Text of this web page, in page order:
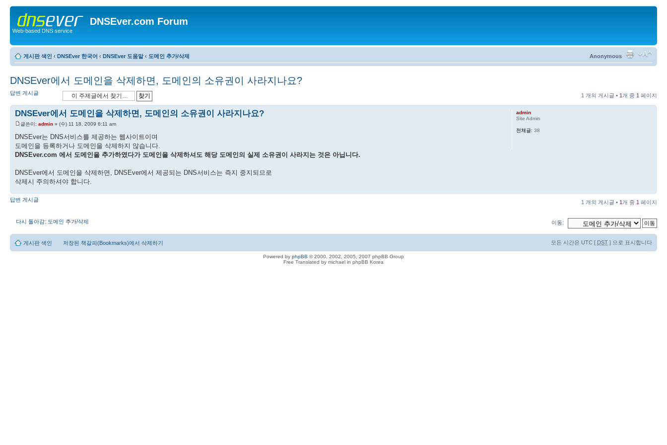
DNSEver.com Forum
Web-based DNS service
게시판 색인 ‹ DNSEver 한국어 ‹ DNSEver 도움말 ‹ 도메인 추가/삭제 Anonymous
DNSEver에서 도메인을 삭제하면, 도메인의 소유권이 사라지나요?
답변 게시글 1 개의 게시글 • 1 개 중 1 페이지
DNSEver에서 도메인을 삭제하면, 도메인의 소유권이 사라지나요?
글쓴이: admin » (수) 11 18, 2009 6:11 am
DNSEver는 DNS서비스를 제공하는 웹사이트이며
도메인을 등록하거나 도메인을 삭제하지 않습니다.
DNSEver.com 에서 도메인을 추가하였다가 도메인을 삭제하셔도 해당 도메인의 실제 소유권이 사라지는 것은 아닙니다.
DNSEver에서 도메인을 삭제하면, DNSEver에서 제공되는 DNS서비스는 즉지 중지되므로
삭제시 주의하셔야 합니다.
admin
Site Admin
전체글: 38
답변 게시글 1 개의 게시글 • 1 개 중 1 페이지
다시 돌아감: 도메인 추가/삭제 이동:
게시판 색인 저장된 책갈피(Bookmarks)에서 삭제하기 모든 시간은 UTC [ DST ] 으로 표시합니다
Powered by phpBB © 2000, 2002, 2005, 2007 phpBB Group
Free Translated by michael in phpBB Korea